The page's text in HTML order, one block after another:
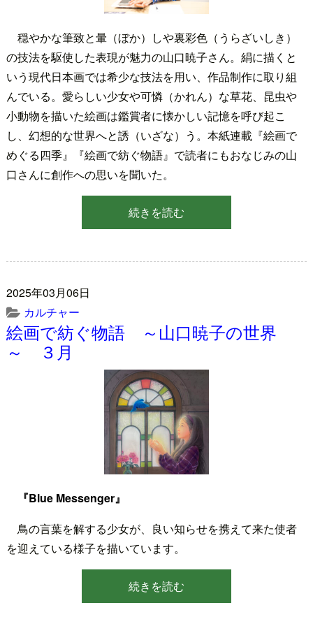
穏やかな筆致と暈（ぼか）しや裏彩色（うらざいしき）
の技法を駆使した表現が魅力の山口暁子さん。絹に描くと
いう現代日本画では希少な技法を用い、作品制作に取り組
んでいる。愛らしい少女や可憐（かれん）な草花、昆虫や
小動物を描いた絵画は鑑賞者に懐かしい記憶を呼び起こ
し、幻想的な世界へと誘（いざな）う。本紙連載『絵画で
めぐる四季』『絵画で紡ぐ物語』で読者にもおなじみの山
口さんに創作への思いを聞いた。
続きを読む
2025年03月06日
カルチャー
絵画で紡ぐ物語 ～山口暁子の世界
～ ３月
『Blue Messenger』
鳥の言葉を解する少女が、良い知らせを携えて来た使者
を迎えている様子を描いています。
続きを読む